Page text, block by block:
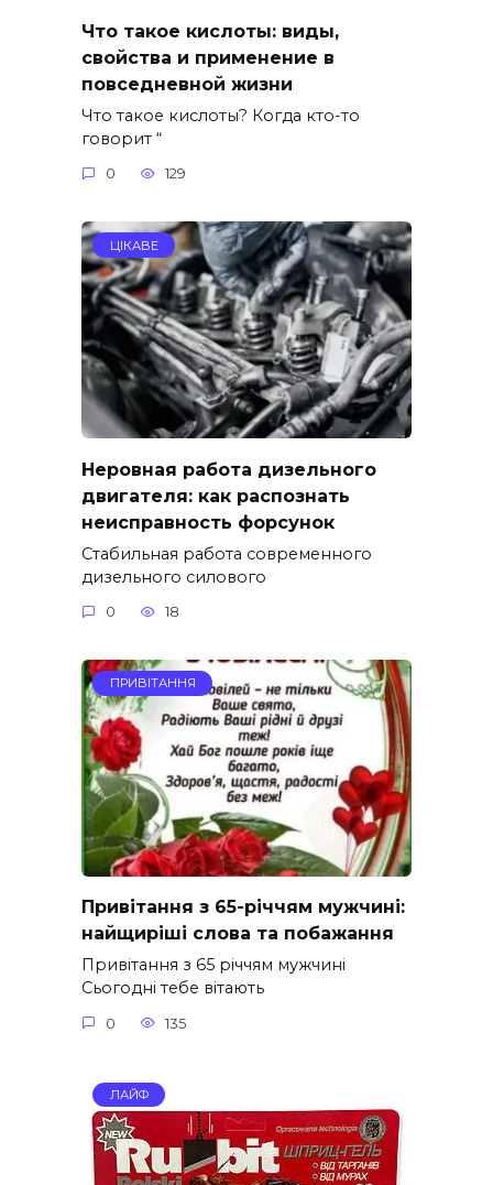
Что такое кислоты: виды,
свойства и применение в
повседневной жизни
Что такое кислоты? Когда кто-то
говорит “
0 129
ЦІКАВЕ
Неровная работа дизельного
двигателя: как распознать
неисправность форсунок
Стабильная работа современного
дизельного силового
0 18
ПРИВІТАННЯ
Привітання з 65-річчям мужчині:
найщиріші слова та побажання
Привітання з 65 річчям мужчині
Сьогодні тебе вітають
0 135
ЛАЙФ